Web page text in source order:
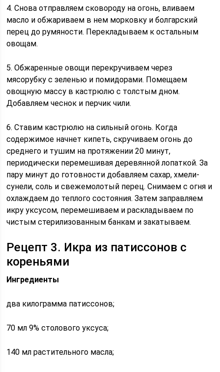
4. Снова отправляем сковороду на огонь, вливаем
масло и обжариваем в нем морковку и болгарский
перец до румяности. Перекладываем к остальным
овощам.
5. Обжаренные овощи перекручиваем через
мясорубку с зеленью и помидорами. Помещаем
овощную массу в кастрюлю с толстым дном.
Добавляем чеснок и перчик чили.
6. Ставим кастрюлю на сильный огонь. Когда
содержимое начнет кипеть, скручиваем огонь до
среднего и тушим на протяжении 20 минут,
периодически перемешивая деревянной лопаткой. За
пару минут до готовности добавляем сахар, хмели-
сунели, соль и свежемолотый перец. Снимаем с огня и
охлаждаем до теплого состояния. Затем заправляем
икру уксусом, перемешиваем и раскладываем по
чистым стерилизованным банкам и закатываем.
Рецепт 3. Икра из патиссонов с
кореньями
Ингредиенты
два килограмма патиссонов;
70 мл 9% столового уксуса;
140 мл растительного масла;